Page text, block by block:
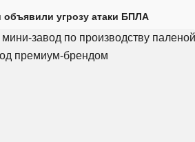
объявили угрозу атаки БПЛА